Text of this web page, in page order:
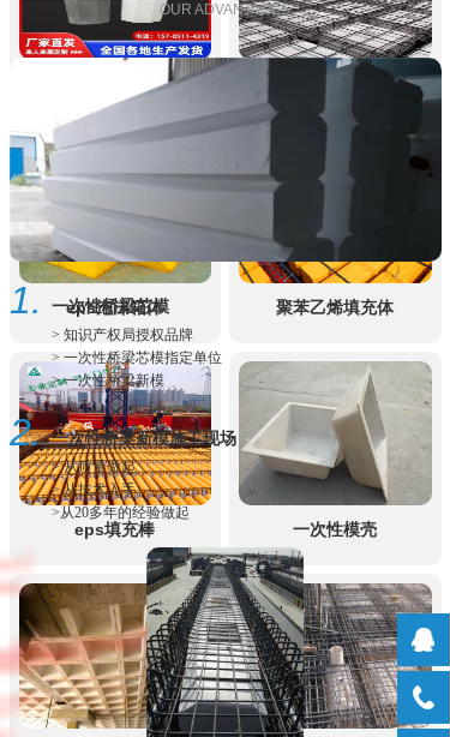
空心楼盖箱体
eps泡沫箱体 聚苯乙烯填充体
eps填充棒 一次性模壳
OUR ADVANTAGES
1. 一次性桥梁芯模
> 知识产权局授权品牌
> 一次性桥梁芯模指定单位
> 一次性桥梁新模
2. 一次性桥梁新模施工现场
> 从质量做起
> 从技术入手
>从20多年的经验做起